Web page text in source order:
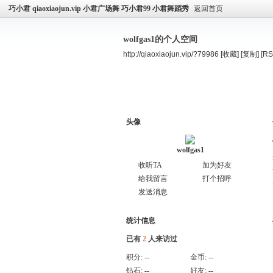
巧小君 qiaoxiaojun.vip 小君广场舞 巧小君99 小君舞蹈秀 返回首页
wolfgas1的个人空间
http://qiaoxiaojun.vip/?79986 [收藏] [复制]
头像
wolfgas1
收听TA
加为好友
给我留言
打个招呼
发送消息
统计信息
已有 2 人来访过
积分: -- 金币: --
钻石: -- 好友: --